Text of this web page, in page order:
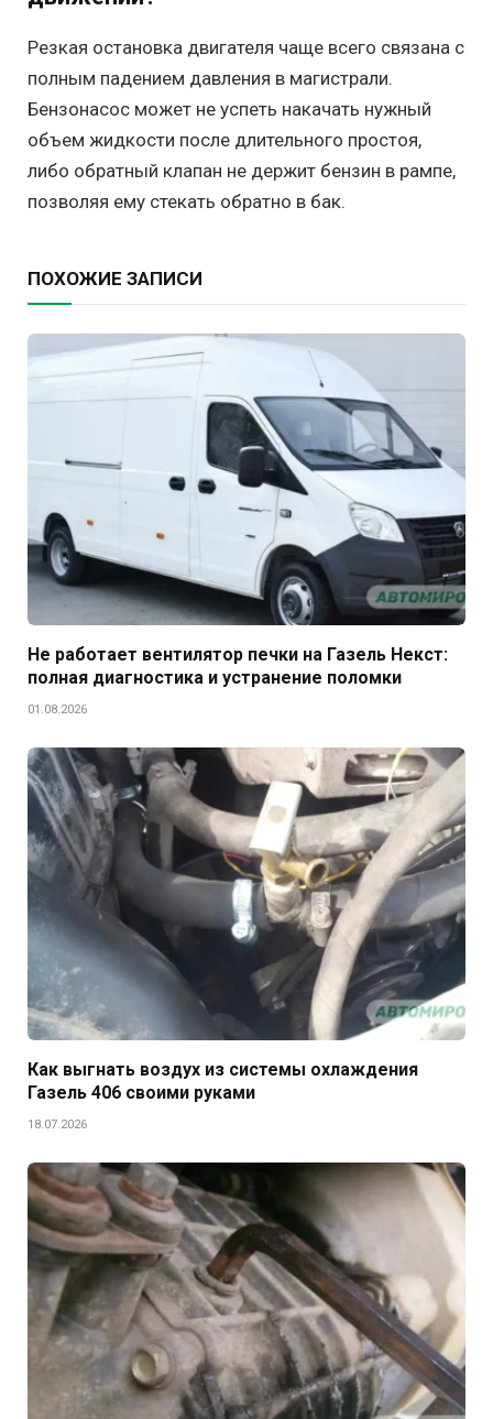
Резкая остановка двигателя чаще всего связана с
полным падением давления в магистрали.
Бензонасос может не успеть накачать нужный
объем жидкости после длительного простоя,
либо обратный клапан не держит бензин в рампе,
позволяя ему стекать обратно в бак.
ПОХОЖИЕ ЗАПИСИ
Не работает вентилятор печки на Газель Некст:
полная диагностика и устранение поломки
01.08.2026
Как выгнать воздух из системы охлаждения
Газель 406 своими руками
18.07.2026